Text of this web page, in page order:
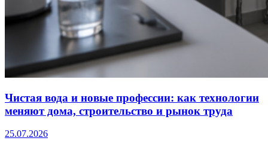
Чистая вода и новые профессии: как технологии
меняют дома, строительство и рынок труда
25.07.2026